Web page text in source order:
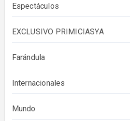
Espectáculos
EXCLUSIVO PRIMICIASYA
Farándula
Internacionales
Mundo